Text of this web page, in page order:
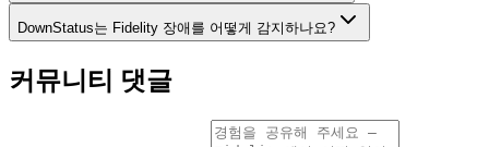
DownStatus는 Fidelity 장애를 어떻게 감지하나요?
커뮤니티 댓글